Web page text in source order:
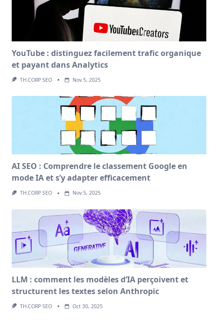
YouTube : distinguez facilement trafic organique
et payant dans Analytics
TH.CORP SEO Nov 5, 2025
AI SEO : Comprendre le classement Google en
mode IA et s’y adapter efficacement
TH.CORP SEO Nov 5, 2025
LLM : comment les modèles d’IA perçoivent et
structurent les textes selon Anthropic
TH.CORP SEO Oct 30, 2025